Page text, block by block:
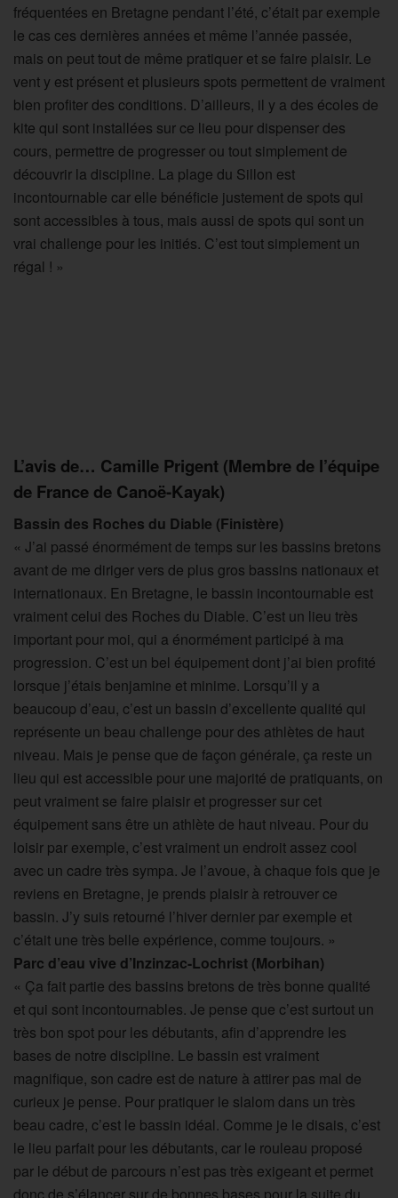
fréquentées en Bretagne pendant l’été, c’était par exemple
le cas ces dernières années et même l’année passée,
mais on peut tout de même pratiquer et se faire plaisir. Le
vent y est présent et plusieurs spots permettent de vraiment
bien profiter des conditions. D’ailleurs, il y a des écoles de
kite qui sont installées sur ce lieu pour dispenser des
cours, permettre de progresser ou tout simplement de
découvrir la discipline. La plage du Sillon est
incontournable car elle bénéficie justement de spots qui
sont accessibles à tous, mais aussi de spots qui sont un
vrai challenge pour les initiés. C’est tout simplement un
régal ! »
L’avis de… Camille Prigent (Membre de l’équipe
de France de Canoë-Kayak)
Bassin des Roches du Diable (Finistère)
« J’ai passé énormément de temps sur les bassins bretons
avant de me diriger vers de plus gros bassins nationaux et
internationaux. En Bretagne, le bassin incontournable est
vraiment celui des Roches du Diable. C’est un lieu très
important pour moi, qui a énormément participé à ma
progression. C’est un bel équipement dont j’ai bien profité
lorsque j’étais benjamine et minime. Lorsqu’il y a
beaucoup d’eau, c’est un bassin d’excellente qualité qui
représente un beau challenge pour des athlètes de haut
niveau. Mais je pense que de façon générale, ça reste un
lieu qui est accessible pour une majorité de pratiquants, on
peut vraiment se faire plaisir et progresser sur cet
équipement sans être un athlète de haut niveau. Pour du
loisir par exemple, c’est vraiment un endroit assez cool
avec un cadre très sympa. Je l’avoue, à chaque fois que je
reviens en Bretagne, je prends plaisir à retrouver ce
bassin. J’y suis retourné l’hiver dernier par exemple et
c’était une très belle expérience, comme toujours. »
Parc d’eau vive d’Inzinzac-Lochrist (Morbihan)
« Ça fait partie des bassins bretons de très bonne qualité
et qui sont incontournables. Je pense que c’est surtout un
très bon spot pour les débutants, afin d’apprendre les
bases de notre discipline. Le bassin est vraiment
magnifique, son cadre est de nature à attirer pas mal de
curieux je pense. Pour pratiquer le slalom dans un très
beau cadre, c’est le bassin idéal. Comme je le disais, c’est
le lieu parfait pour les débutants, car le rouleau proposé
par le début de parcours n’est pas très exigeant et permet